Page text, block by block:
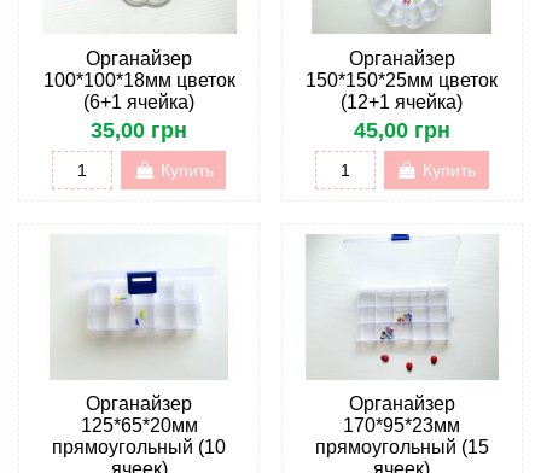
Органайзер
100*100*18мм цветок
(6+1 ячейка)
35,00 грн
Купить
Органайзер
150*150*25мм цветок
(12+1 ячейка)
45,00 грн
Купить
Органайзер
125*65*20мм
прямоугольный (10
ячеек)
Органайзер
170*95*23мм
прямоугольный (15
ячеек)